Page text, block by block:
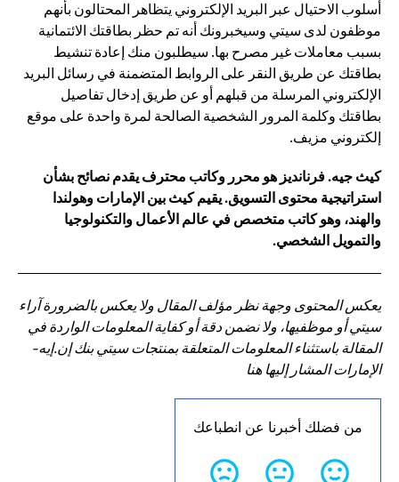
أسلوب الاحتيال عبر البريد الإلكتروني يتظاهر المحتالون بأنهم
موظفون لدى سيتي وسيخبرونك أنه تم حظر بطاقتك الائتمانية
بسبب معاملات غير مصرح بها. سيطلبون منك إعادة تنشيط
بطاقتك عن طريق النقر على الروابط المتضمنة في رسائل البريد
الإلكتروني المرسلة من قبلهم أو عن طريق إدخال تفاصيل
بطاقتك وكلمة المرور الشخصية الصالحة لمرة واحدة على موقع
إلكتروني مزيف.
كيث جيه. فرنانديز هو محرر وكاتب محترف يقدم نصائح بشأن
استراتيجية محتوى التسويق. يقيم كيث بين الإمارات وهولندا
والهند، وهو كاتب متخصص في عالم الأعمال والتكنولوجيا
والتمويل الشخصي.
يعكس المحتوى وجهة نظر مؤلف المقال ولا يعكس بالضرورة آراء
سيتي أو موظفيها، ولا نضمن دقة أو كفاية المعلومات الواردة في
المقالة باستثناء المعلومات المتعلقة بمنتجات سيتي بنك إن.إيه-
الإمارات المشار إليها هنا
من فضلك أخبرنا عن انطباعك